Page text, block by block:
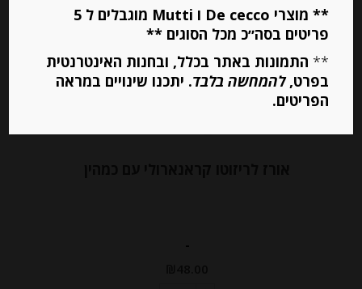
-
** מוצרי De cecco ו Mutti מוגבלים ל 5
פריטים בסה״כ מכל הסוגים **
** התמונות באתר בכלל, ובחנות האינטרנטית
בפרט,להמחשה בלבד. יתכנו שינויים במראה
הפריטים.